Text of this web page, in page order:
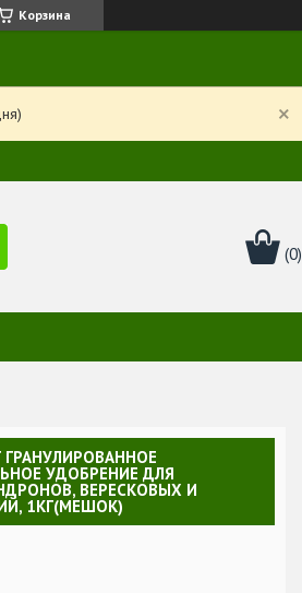
Корзина
ГРАНУЛИРОВАННОЕ
УДОБРЕНИЕ ДЛЯ
ВЕРЕСКОВЫХ И
1КГ(МЕШОК)